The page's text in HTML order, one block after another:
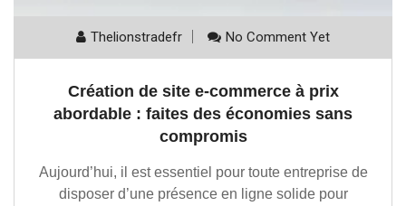
Thelionstradefr No Comment Yet
Création de site e-commerce à prix
abordable : faites des économies sans
compromis
Aujourd’hui, il est essentiel pour toute entreprise de
disposer d’une présence en ligne solide pour